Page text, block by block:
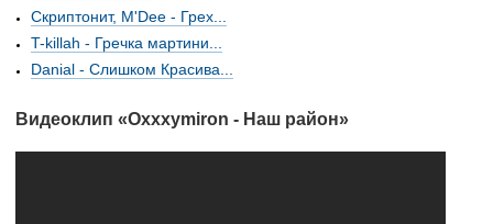
Скриптонит, M'Dee - Грех...
T-killah - Гречка мартини...
Danial - Слишком Красива...
Видеоклип «Oxxxymiron - Наш район»